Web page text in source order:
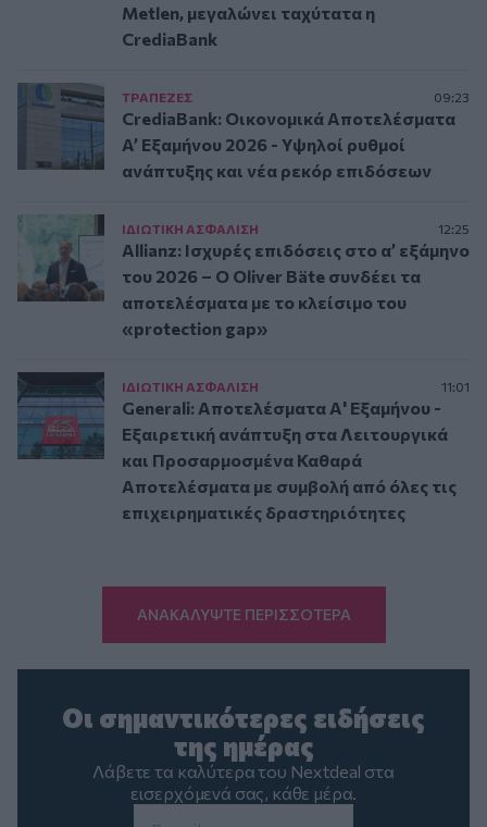
Metlen, μεγαλώνει ταχύτατα η
CrediaBank
ΤΡAΠΕΖΕΣ 09:23
CrediaBank: Οικονομικά Αποτελέσματα
A’ Εξαμήνου 2026 - Υψηλοί ρυθμοί
ανάπτυξης και νέα ρεκόρ επιδόσεων
ΙΔΙΩΤΙΚΗ ΑΣΦAΛΙΣΗ 12:25
Allianz: Ισχυρές επιδόσεις στο α’ εξάμηνο
του 2026 – Ο Oliver Bäte συνδέει τα
αποτελέσματα με το κλείσιμο του
«protection gap»
ΙΔΙΩΤΙΚΗ ΑΣΦAΛΙΣΗ 11:01
Generali: Αποτελέσματα Α' Εξαμήνου -
Εξαιρετική ανάπτυξη στα Λειτουργικά
και Προσαρμοσμένα Καθαρά
Αποτελέσματα με συμβολή από όλες τις
επιχειρηματικές δραστηριότητες
ΑΝΑΚΑΛΥΨΤΕ ΠΕΡΙΣΣΟΤΕΡΑ
Οι σημαντικότερες ειδήσεις
της ημέρας
Λάβετε τα καλύτερα του Nextdeal στα
εισερχόμενά σας, κάθε μέρα.